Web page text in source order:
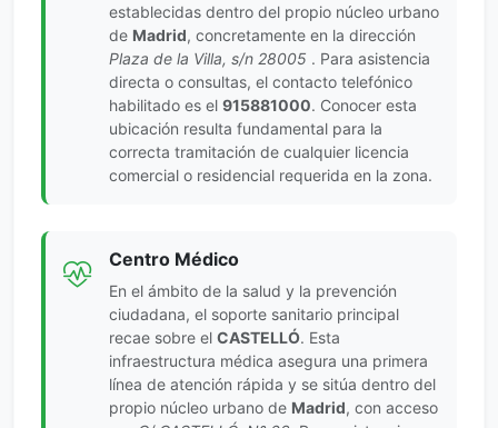
establecidas dentro del propio núcleo urbano
de Madrid, concretamente en la dirección
Plaza de la Villa, s/n 28005 . Para asistencia
directa o consultas, el contacto telefónico
habilitado es el 915881000. Conocer esta
ubicación resulta fundamental para la
correcta tramitación de cualquier licencia
comercial o residencial requerida en la zona.
Centro Médico
En el ámbito de la salud y la prevención
ciudadana, el soporte sanitario principal
recae sobre el CASTELLÓ. Esta
infraestructura médica asegura una primera
línea de atención rápida y se sitúa dentro del
propio núcleo urbano de Madrid, con acceso